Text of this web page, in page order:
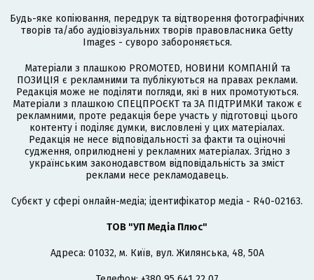
Будь-яке копіювання, передрук та відтворення фотографічних
творів та/або аудіовізуальних творів правовласника Getty
Images - суворо забороняється.
Матеріали з плашкою PROMOTED, НОВИНИ КОМПАНІЙ та
ПОЗИЦІЯ є рекламними та публікуються на правах реклами.
Редакція може не поділяти погляди, які в них промотуються.
Матеріали з плашкою СПЕЦПРОЄКТ та ЗА ПІДТРИМКИ також є
рекламними, проте редакція бере участь у підготовці цього
контенту і поділяє думки, висловлені у цих матеріалах.
Редакція не несе відповідальності за факти та оціночні
судження, оприлюднені у рекламних матеріалах. Згідно з
українським законодавством відповідальність за зміст
реклами несе рекламодавець.
Cубєкт у сфері онлайн-медіа; ідентифікатор медіа - R40-02163.
ТОВ "УП Медіа Плюс"
Адреса: 01032, м. Київ, вул. Жилянська, 48, 50А